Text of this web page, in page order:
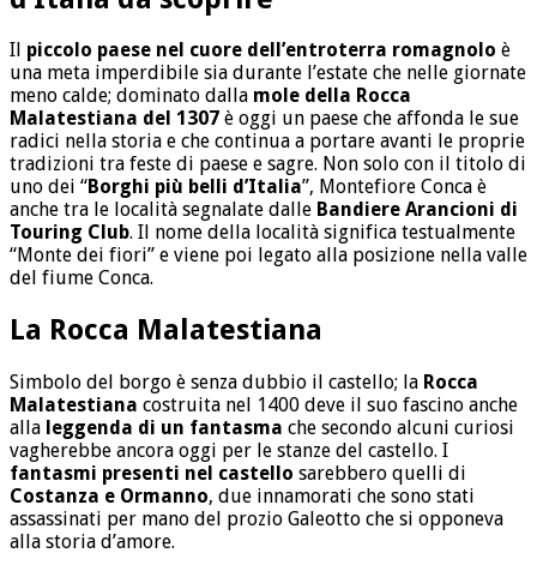
Il piccolo paese nel cuore dell’entroterra romagnolo è
una meta imperdibile sia durante l’estate che nelle giornate
meno calde; dominato dalla mole della Rocca
Malatestiana del 1307 è oggi un paese che affonda le sue
radici nella storia e che continua a portare avanti le proprie
tradizioni tra feste di paese e sagre. Non solo con il titolo di
uno dei “Borghi più belli d’Italia”, Montefiore Conca è
anche tra le località segnalate dalle Bandiere Arancioni di
Touring Club. Il nome della località significa testualmente
“Monte dei fiori” e viene poi legato alla posizione nella valle
del fiume Conca.
La Rocca Malatestiana
Simbolo del borgo è senza dubbio il castello; la Rocca
Malatestiana costruita nel 1400 deve il suo fascino anche
alla leggenda di un fantasma che secondo alcuni curiosi
vagherebbe ancora oggi per le stanze del castello. I
fantasmi presenti nel castello sarebbero quelli di
Costanza e Ormanno, due innamorati che sono stati
assassinati per mano del prozio Galeotto che si opponeva
alla storia d’amore.